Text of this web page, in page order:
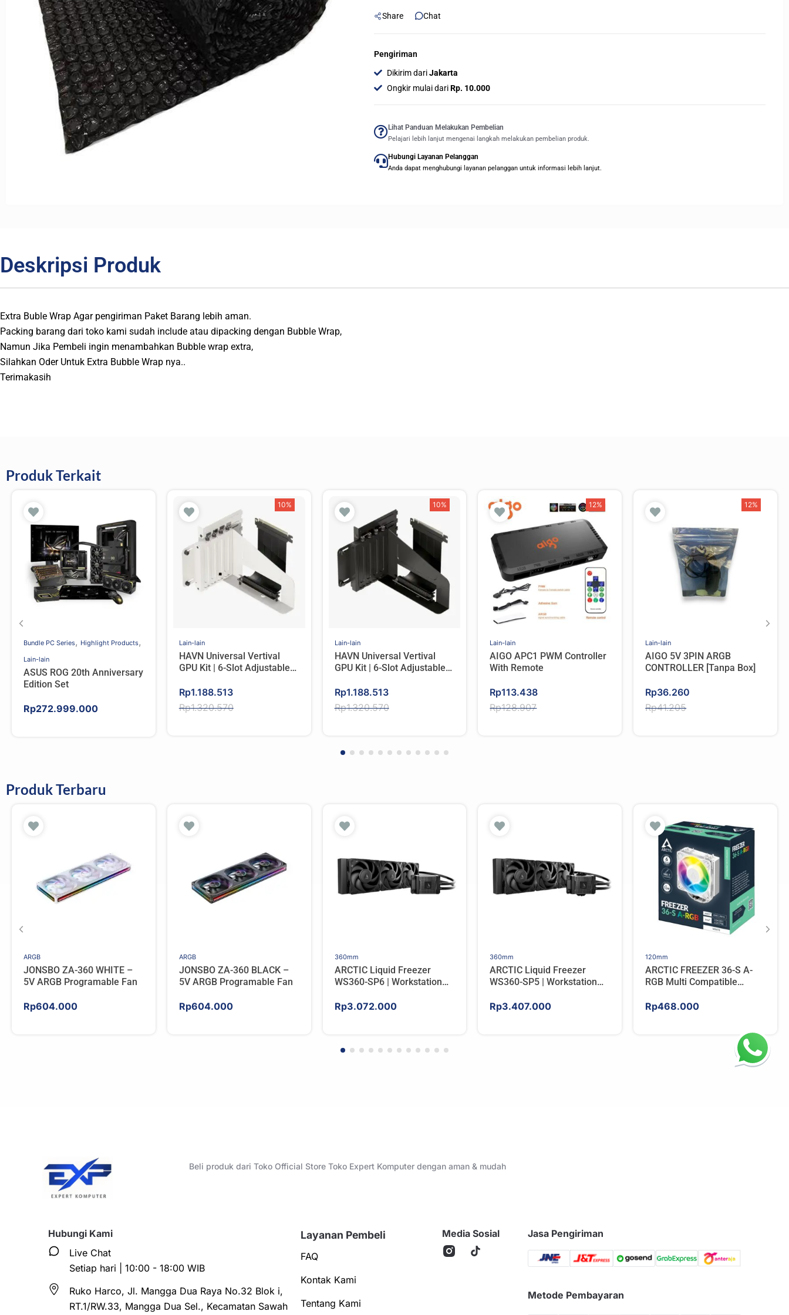
Share Chat
Pengiriman
Dikirim dariJakarta
Ongkir mulai dariRp. 10.000
Lihat Panduan Melakukan Pembelian
Pelajari lebih lanjut mengenai langkah melakukan pembelian produk.
Hubungi Layanan Pelanggan
Anda dapat menghubungi layanan pelanggan untuk informasi lebih lanjut.
Deskripsi Produk
Extra Buble Wrap Agar pengiriman Paket Barang lebih aman.
Packing barang dari toko kami sudah include atau dipacking dengan Bubble Wrap,
Namun Jika Pembeli ingin menambahkan Bubble wrap extra,
Silahkan Oder Untuk Extra Bubble Wrap nya..
Terimakasih
Produk Terkait
Bundle PC Series, Highlight Products,
Lain-lain
ASUS ROG 20th Anniversary
Edition Set
Rp272.999.000
10%
Lain-lain
HAVN Universal Vertival
GPU Kit | 6-Slot Adjustable
Rp1.320.570
Original
price
Rp1.188.513
Current
price
10%
Lain-lain
HAVN Universal Vertival
GPU Kit | 6-Slot Adjustable
Rp1.320.570
Original
price
Rp1.188.513
Current
price
12%
Lain-lain
AIGO APC1 PWM Controller
With Remote
Rp128.907
Original
price
Rp113.438
Current
price
12%
Lain-lain
AIGO 5V 3PIN ARGB
CONTROLLER [Tanpa Box]
Rp41.205
Original
price
Rp36.260
Current
price
Produk Terbaru
ARGB
JONSBO ZA-360 WHITE –
5V ARGB Programable Fan
Rp604.000
ARGB
JONSBO ZA-360 BLACK –
5V ARGB Programable Fan
Rp604.000
360mm
ARCTIC Liquid Freezer
WS360-SP6 | Workstation
AMD
Rp3.072.000
360mm
ARCTIC Liquid Freezer
WS360-SP5 | Workstation
AMD
Rp3.407.000
120mm
ARCTIC FREEZER 36-S A-
RGB Multi Compatible
Rp468.000
Beli produk dari Toko Official Store Toko Expert Komputer dengan aman & mudah
Hubungi Kami
Live Chat
Setiap hari | 10:00 - 18:00 WIB
Ruko Harco, Jl. Mangga Dua Raya No.32 Blok i,
RT.1/RW.33, Mangga Dua Sel., Kecamatan Sawah
Layanan Pembeli
FAQ
Kontak Kami
Tentang Kami
Media Sosial Jasa Pengiriman
Metode Pembayaran